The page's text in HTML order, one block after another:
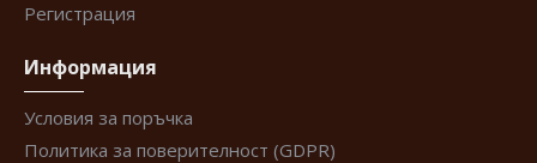
Регистрация
Информация
Условия за поръчка
Политика за поверителност (GDPR)